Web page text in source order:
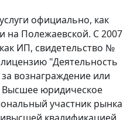
официально, как
на Полежаевской. С 2007
ИП, свидетельство №
"Деятельность
вознаграждение или
Высшее юридическое
участник рынка